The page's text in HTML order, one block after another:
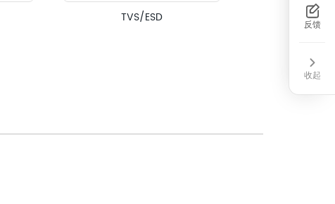
TVS/ESD
信号线用共模
反馈
收起